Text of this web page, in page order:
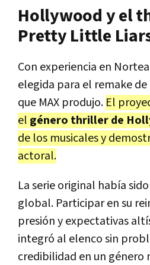
Hollywood y el
Pretty Little
Con experiencia en
elegida para el remake
que MAX produjo. El
el género thriller de
de los musicales y
actoral.
La serie original había
global. Participar en su
presión y expectativas
integró al elenco sin
credibilidad en un género